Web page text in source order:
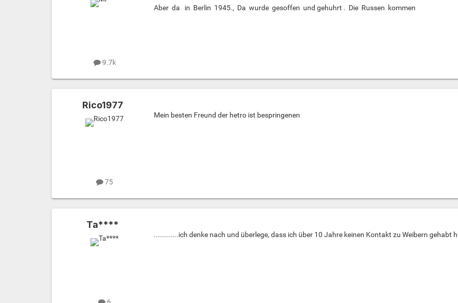
9.7k
Aber da in Berlin 1945., Da wurde gesoffen und gehuhrt . Die Russen kommen
Rico1977
75
Mein besten Freund der hetro ist bespringenen
Ta****
............ich denke nach und überlege, dass ich über 10 Jahre keinen Kontakt zu Weibern gehabt